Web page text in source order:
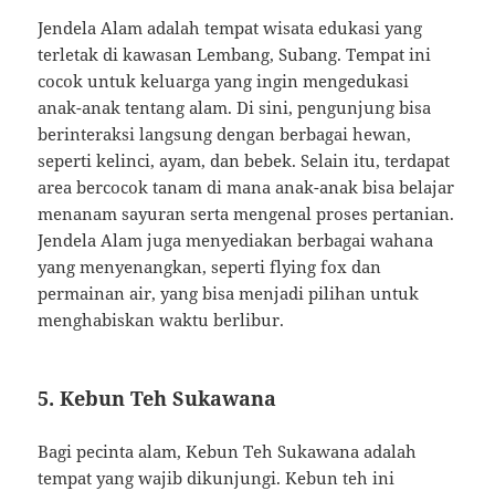
Jendela Alam adalah tempat wisata edukasi yang
terletak di kawasan Lembang, Subang. Tempat ini
cocok untuk keluarga yang ingin mengedukasi
anak-anak tentang alam. Di sini, pengunjung bisa
berinteraksi langsung dengan berbagai hewan,
seperti kelinci, ayam, dan bebek. Selain itu, terdapat
area bercocok tanam di mana anak-anak bisa belajar
menanam sayuran serta mengenal proses pertanian.
Jendela Alam juga menyediakan berbagai wahana
yang menyenangkan, seperti flying fox dan
permainan air, yang bisa menjadi pilihan untuk
menghabiskan waktu berlibur.
5. Kebun Teh Sukawana
Bagi pecinta alam, Kebun Teh Sukawana adalah
tempat yang wajib dikunjungi. Kebun teh ini